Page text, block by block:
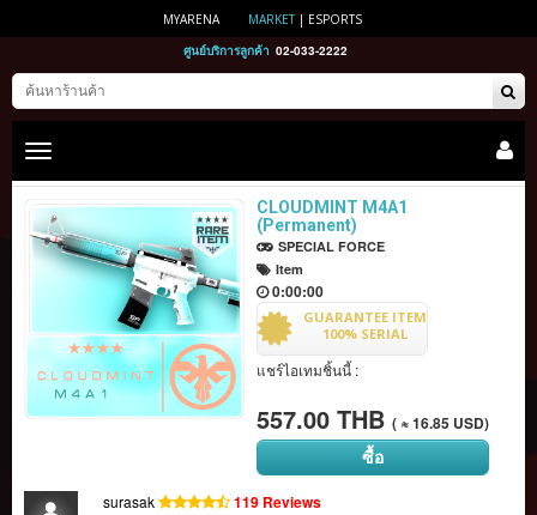
MYARENA MARKET| ESPORTS
ศูนย์บริการลูกค้า 02-033-2222
Toggle
CLOUDMINT M4A1
(Permanent)
SPECIAL FORCE
Item
0:00:00
GUARANTEE ITEM
100% SERIAL
แชร์ไอเทมชิ้นนี้ :
557.00 THB ( ≈ 16.85 USD)
ซื้อ
surasak 119 Reviews